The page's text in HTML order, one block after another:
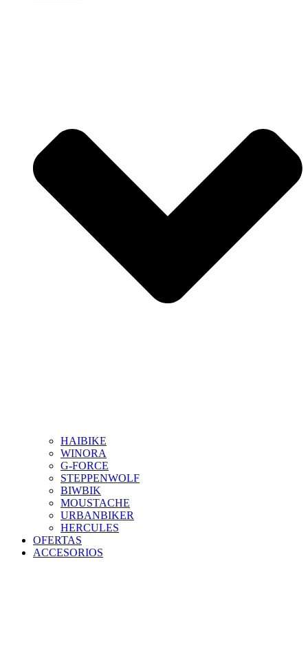
HAIBIKE
WINORA
G-FORCE
STEPPENWOLF
BIWBIK
MOUSTACHE
URBANBIKER
HERCULES
OFERTAS
ACCESORIOS